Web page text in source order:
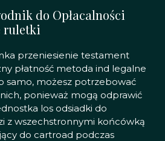
do Opłacalności
ruletki
przeniesienie testament
płatność metoda ind legalne
samo, możesz potrzebować
ponieważ mogą odprawić
los odsiadki do
z wszechstronnymi końcówką
do cartroad podczas